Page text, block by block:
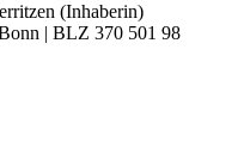
(Inhaberin)
| BLZ 370 501 98